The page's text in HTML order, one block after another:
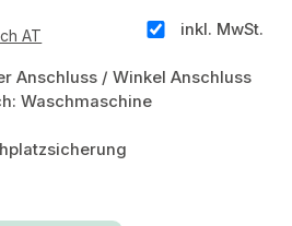
inkl. MwSt.
AT
Anschluss / Winkel Anschluss
Waschmaschine